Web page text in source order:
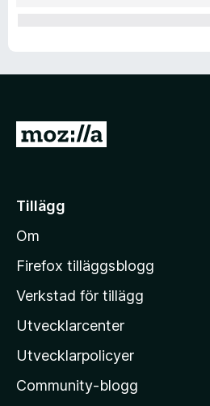
e
G
i
l
M
z
i
l
a
Tillägg
Om
Firefox tilläggsblogg
Verkstad för tillägg
Utvecklarcenter
Utvecklarpolicyer
Community-blogg